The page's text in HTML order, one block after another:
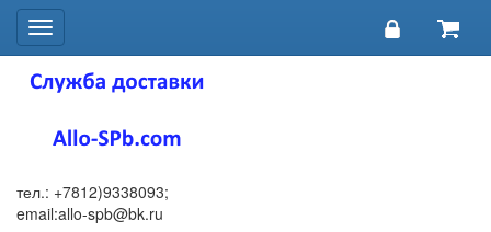
Toggle
navigation
тел.: +7812)9338093;
email:allo-spb@bk.ru